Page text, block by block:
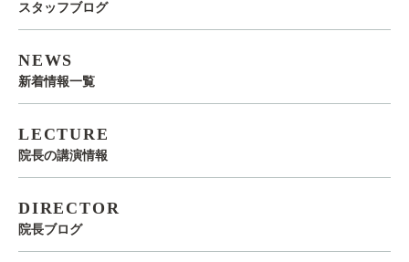
スタッフブログ
NEWS
新着情報一覧
LECTURE
院長の講演情報
DIRECTOR
院長ブログ